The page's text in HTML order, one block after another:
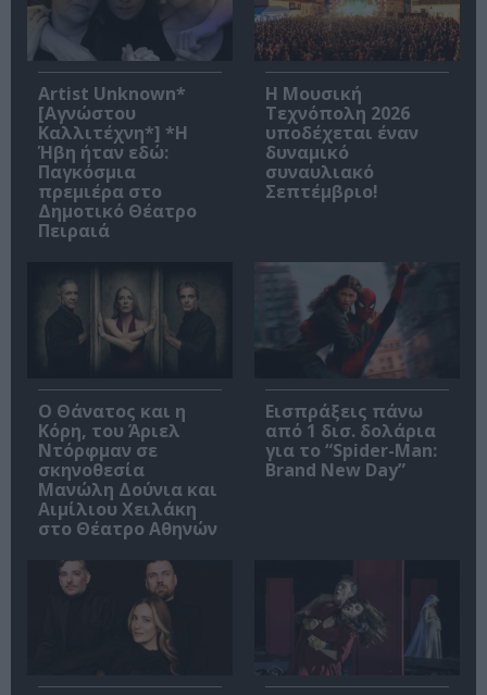
Artist Unknown*
[Αγνώστου
Καλλιτέχνη*] *Η
Ήβη ήταν εδώ:
Παγκόσμια
πρεμιέρα στο
Δημοτικό Θέατρο
Πειραιά
Η Μουσική
Τεχνόπολη 2026
υποδέχεται έναν
δυναμικό
συναυλιακό
Σεπτέμβριο!
Ο Θάνατος και η
Κόρη, του Άριελ
Ντόρφμαν σε
σκηνοθεσία
Μανώλη Δούνια και
Αιμίλιου Χειλάκη
στο Θέατρο Αθηνών
Εισπράξεις πάνω
από 1 δισ. δολάρια
για το “Spider-Man:
Brand New Day”